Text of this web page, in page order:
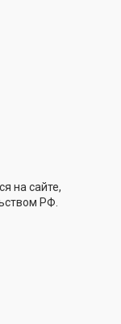
на сайте,
РФ.